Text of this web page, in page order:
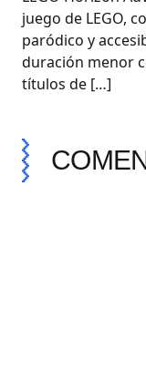
juego de LEGO,
paródico y
duración menor
títulos de […]